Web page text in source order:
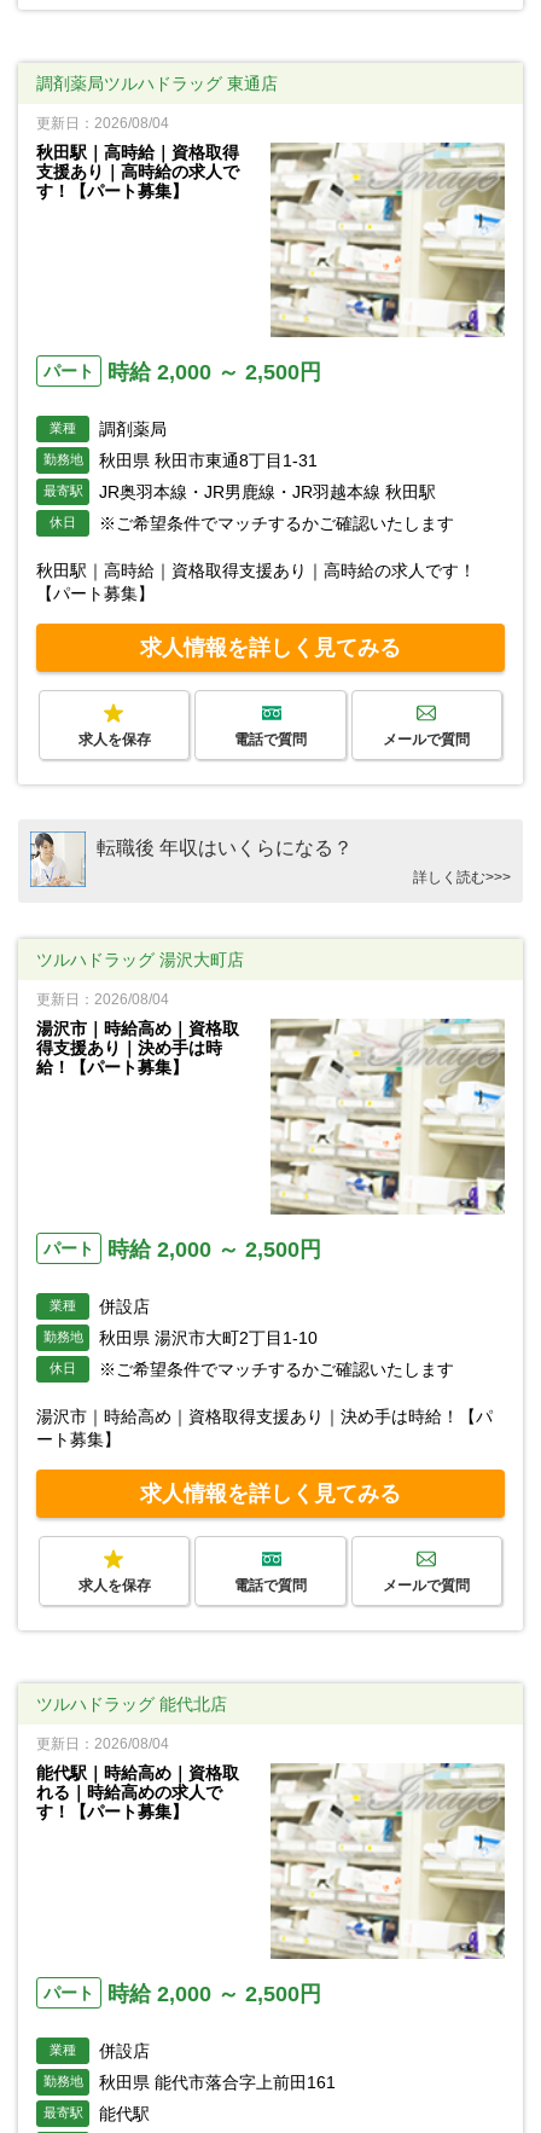
調剤薬局ツルハドラッグ 東通店
更新日：2026/08/04
秋田駅｜高時給｜資格取得
支援あり｜高時給の求人で
す！【パート募集】
パート 時給 2,000 ～ 2,500円
業種 調剤薬局
勤務地 秋田県 秋田市東通8丁目1-31
最寄駅 JR奥羽本線・JR男鹿線・JR羽越本線 秋田駅
休日 ※ご希望条件でマッチするかご確認いたします
秋田駅｜高時給｜資格取得支援あり｜高時給の求人です！
【パート募集】
求人情報を詳しく見てみる
求人を保存 電話で質問 メールで質問
転職後 年収はいくらになる？
詳しく読む>>>
ツルハドラッグ 湯沢大町店
更新日：2026/08/04
湯沢市｜時給高め｜資格取
得支援あり｜決め手は時
給！【パート募集】
パート 時給 2,000 ～ 2,500円
業種 併設店
勤務地 秋田県 湯沢市大町2丁目1-10
休日 ※ご希望条件でマッチするかご確認いたします
湯沢市｜時給高め｜資格取得支援あり｜決め手は時給！【パ
ート募集】
求人情報を詳しく見てみる
求人を保存 電話で質問 メールで質問
ツルハドラッグ 能代北店
更新日：2026/08/04
能代駅｜時給高め｜資格取
れる｜時給高めの求人で
す！【パート募集】
パート 時給 2,000 ～ 2,500円
業種 併設店
勤務地 秋田県 能代市落合字上前田161
最寄駅 能代駅